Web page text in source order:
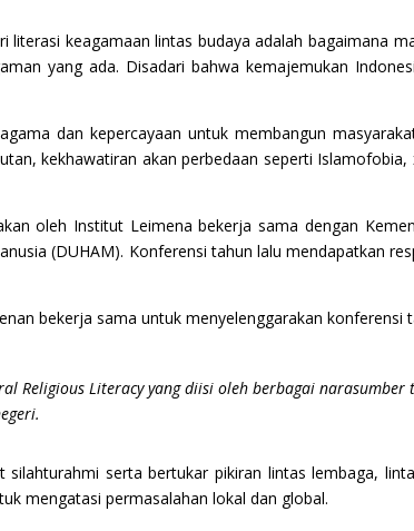
keagamaan lintas budaya adalah bagaimana
yang ada. Disadari bahwa kemajemukan
dan kepercayaan untuk membangun
kekhawatiran akan perbedaan seperti Islamofobia,
oleh Institut Leimena bekerja sama dengan
(DUHAM). Konferensi tahun lalu mendapatkan
bekerja sama untuk menyelenggarakan konferensi
Religious Literacy yang diisi oleh berbagai
serta bertukar pikiran lintas lembaga,
mengatasi permasalahan lokal dan global.